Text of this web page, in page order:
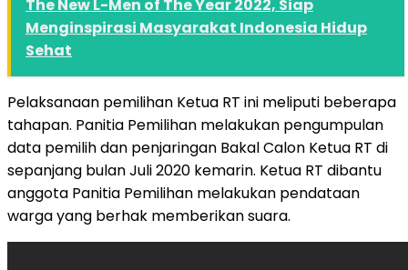
The New L-Men of The Year 2022, Siap
Menginspirasi Masyarakat Indonesia Hidup
Sehat
Pelaksanaan pemilihan Ketua RT ini meliputi beberapa
tahapan. Panitia Pemilihan melakukan pengumpulan
data pemilih dan penjaringan Bakal Calon Ketua RT di
sepanjang bulan Juli 2020 kemarin. Ketua RT dibantu
anggota Panitia Pemilihan melakukan pendataan
warga yang berhak memberikan suara.